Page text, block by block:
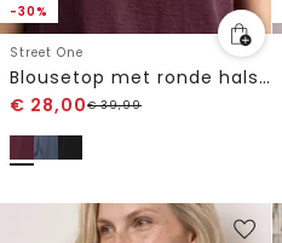
-30%
Street One
Blousetop met ronde hals en banddetail
€ 28,00€39,99